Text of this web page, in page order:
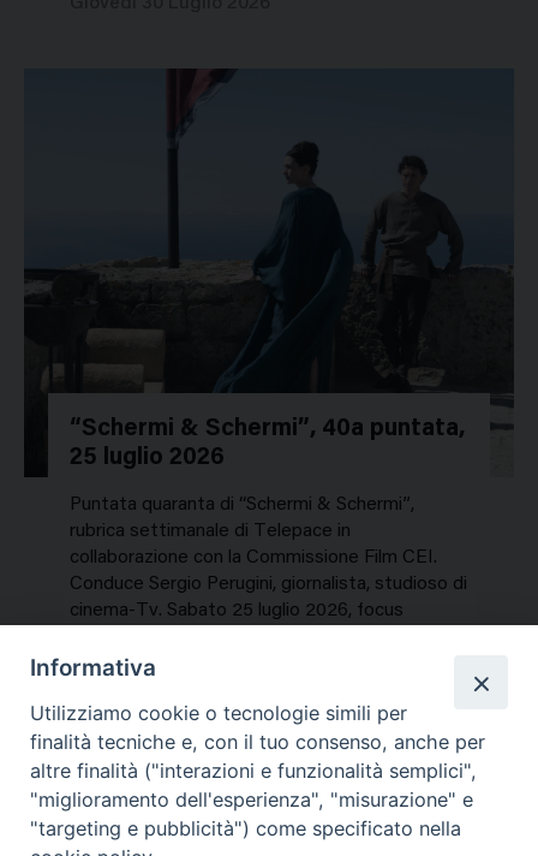
“Schermi & Schermi”, 40a puntata,
25 luglio 2026
Puntata quaranta di “Schermi & Schermi”,
rubrica settimanale di Telepace in
collaborazione con la Commissione Film CEI.
Conduce Sergio Perugini, giornalista, studioso di
cinema-Tv. Sabato 25 luglio 2026, focus
NEWS, PERCORSI TEMATICI
Mercoledì 29 Luglio 2026
Informativa
Utilizziamo cookie o tecnologie simili per
finalità tecniche e, con il tuo consenso, anche per
altre finalità ("interazioni e funzionalità semplici",
"miglioramento dell'esperienza", "misurazione" e
"targeting e pubblicità") come specificato nella